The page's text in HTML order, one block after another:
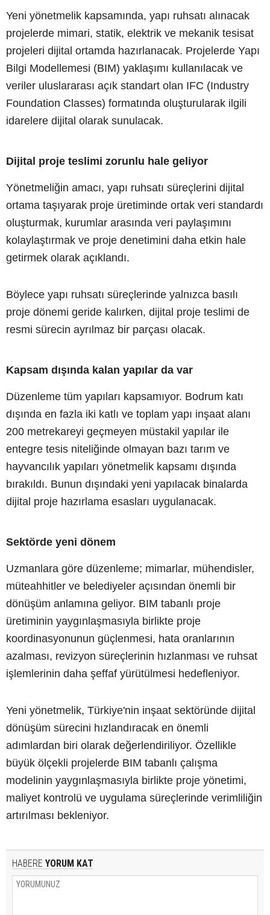
Yeni yönetmelik kapsamında, yapı ruhsatı alınacak
projelerde mimari, statik, elektrik ve mekanik tesisat
projeleri dijital ortamda hazırlanacak. Projelerde Yapı
Bilgi Modellemesi (BIM) yaklaşımı kullanılacak ve
veriler uluslararası açık standart olan IFC (Industry
Foundation Classes) formatında oluşturularak ilgili
idarelere dijital olarak sunulacak.
Dijital proje teslimi zorunlu hale geliyor
Yönetmeliğin amacı, yapı ruhsatı süreçlerini dijital
ortama taşıyarak proje üretiminde ortak veri standardı
oluşturmak, kurumlar arasında veri paylaşımını
kolaylaştırmak ve proje denetimini daha etkin hale
getirmek olarak açıklandı.
Böylece yapı ruhsatı süreçlerinde yalnızca basılı
proje dönemi geride kalırken, dijital proje teslimi de
resmi sürecin ayrılmaz bir parçası olacak.
Kapsam dışında kalan yapılar da var
Düzenleme tüm yapıları kapsamıyor. Bodrum katı
dışında en fazla iki katlı ve toplam yapı inşaat alanı
200 metrekareyi geçmeyen müstakil yapılar ile
entegre tesis niteliğinde olmayan bazı tarım ve
hayvancılık yapıları yönetmelik kapsamı dışında
bırakıldı. Bunun dışındaki yeni yapılacak binalarda
dijital proje hazırlama esasları uygulanacak.
Sektörde yeni dönem
Uzmanlara göre düzenleme; mimarlar, mühendisler,
müteahhitler ve belediyeler açısından önemli bir
dönüşüm anlamına geliyor. BIM tabanlı proje
üretiminin yaygınlaşmasıyla birlikte proje
koordinasyonunun güçlenmesi, hata oranlarının
azalması, revizyon süreçlerinin hızlanması ve ruhsat
işlemlerinin daha şeffaf yürütülmesi hedefleniyor.
Yeni yönetmelik, Türkiye'nin inşaat sektöründe dijital
dönüşüm sürecini hızlandıracak en önemli
adımlardan biri olarak değerlendiriliyor. Özellikle
büyük ölçekli projelerde BIM tabanlı çalışma
modelinin yaygınlaşmasıyla birlikte proje yönetimi,
maliyet kontrolü ve uygulama süreçlerinde verimliliğin
artırılması bekleniyor.
HABERE YORUM KAT